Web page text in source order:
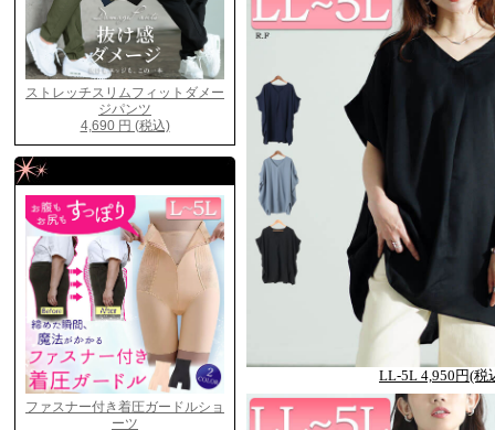
LL-5L 4,950円(税